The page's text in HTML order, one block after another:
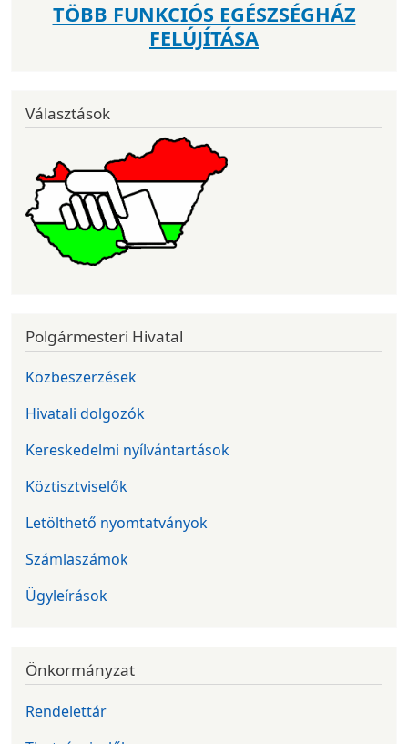
TÖBB FUNKCIÓS EGÉSZSÉGHÁZ
FELÚJÍTÁSA
Választások
Polgármesteri Hivatal
Közbeszerzések
Hivatali dolgozók
Kereskedelmi nyílvántartások
Köztisztviselők
Letölthető nyomtatványok
Számlaszámok
Ügyleírások
Önkormányzat
Rendelettár